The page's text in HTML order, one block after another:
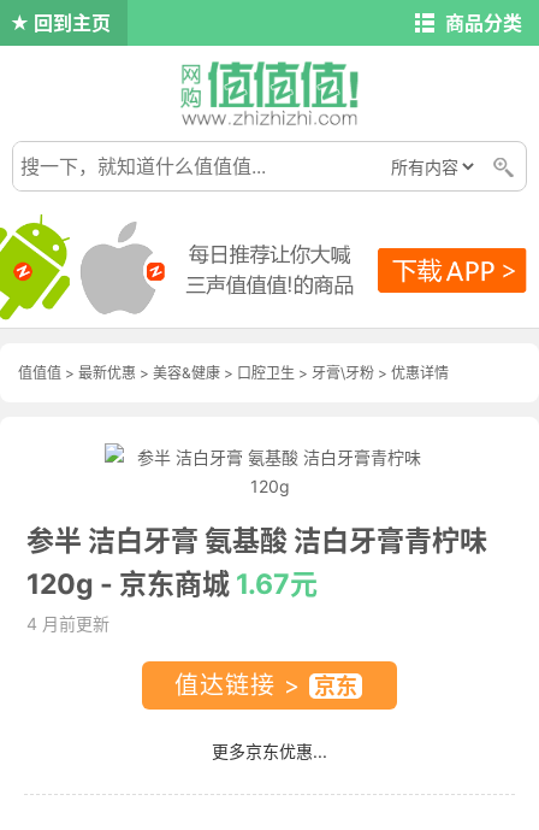
回到主页 商品分类
值值值 > 最新优惠 > 美容&健康 > 口腔卫生 > 牙膏\牙粉 > 优惠详情
参半 洁白牙膏 氨基酸 洁白牙膏青柠味
120g - 京东商城 1.67元
4 月前更新
值达链接 >
更多京东优惠...